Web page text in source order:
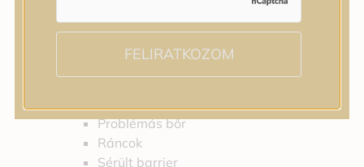
Érzékeny bőr
Fakóság
Problémás bőr
Ráncok
Sérült barrier
FELIRATKOZOM